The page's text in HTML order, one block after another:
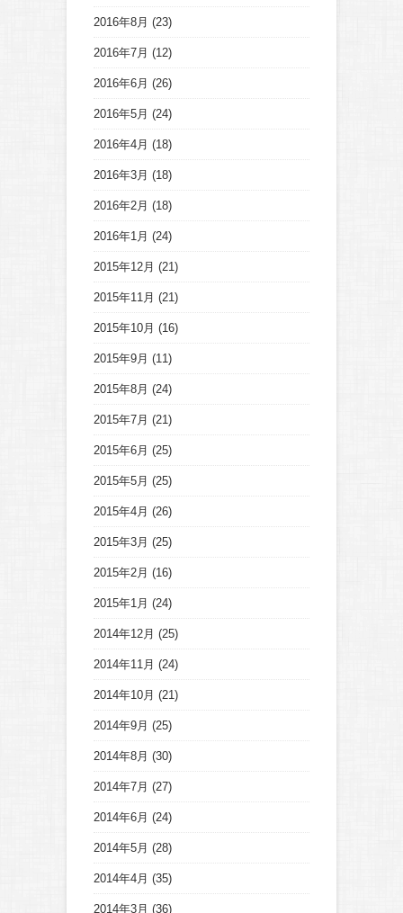
2016年8月 (23)
2016年7月 (12)
2016年6月 (26)
2016年5月 (24)
2016年4月 (18)
2016年3月 (18)
2016年2月 (18)
2016年1月 (24)
2015年12月 (21)
2015年11月 (21)
2015年10月 (16)
2015年9月 (11)
2015年8月 (24)
2015年7月 (21)
2015年6月 (25)
2015年5月 (25)
2015年4月 (26)
2015年3月 (25)
2015年2月 (16)
2015年1月 (24)
2014年12月 (25)
2014年11月 (24)
2014年10月 (21)
2014年9月 (25)
2014年8月 (30)
2014年7月 (27)
2014年6月 (24)
2014年5月 (28)
2014年4月 (35)
2014年3月 (36)